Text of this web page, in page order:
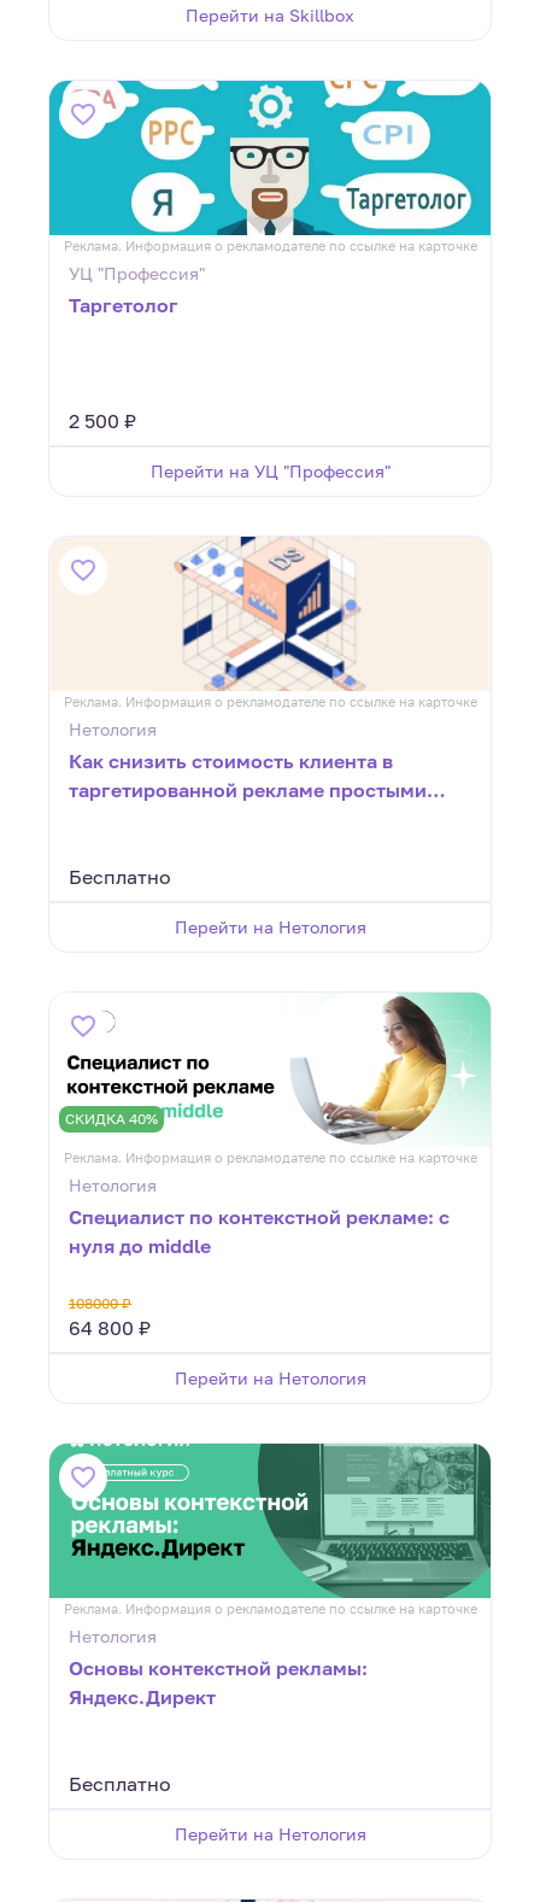
Перейти на Skillbox
Реклама. Информация о рекламодателе по ссылке на карточке
УЦ "Профессия"
Таргетолог
2 500 ₽
Перейти на УЦ "Профессия"
Реклама. Информация о рекламодателе по ссылке на карточке
Нетология
Как снизить стоимость клиента в
таргетированной рекламе простыми
Бесплатно
Перейти на Нетология
СКИДКА 40%
Реклама. Информация о рекламодателе по ссылке на карточке
Нетология
Специалист по контекстной рекламе: с
нуля до middle
108000 ₽
64 800 ₽
Перейти на Нетология
Реклама. Информация о рекламодателе по ссылке на карточке
Нетология
Основы контекстной рекламы:
Яндекс.Директ
Бесплатно
Перейти на Нетология